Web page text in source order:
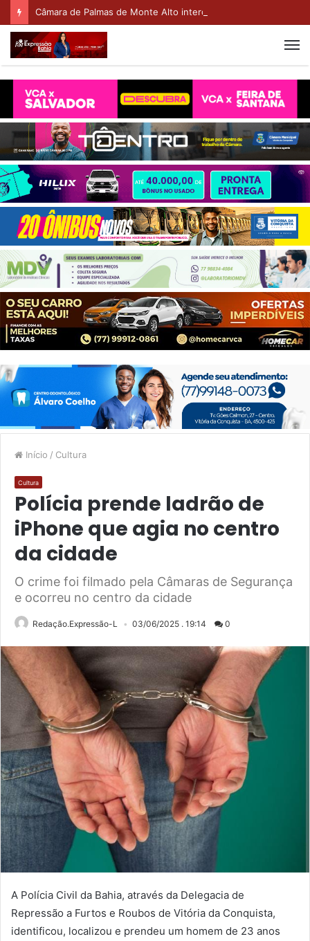
Início / Cultura
Cultura
Polícia prende ladrão de
iPhone que agia no centro
da cidade
O crime foi filmado pela Câmaras de Segurança
e ocorreu no centro da cidade
Redação.Expressão-L 03/06/2025 . 19:14 0
A Polícia Civil da Bahia, através da Delegacia de
Repressão a Furtos e Roubos de Vitória da Conquista,
identificou, localizou e prendeu um homem de 23 anos